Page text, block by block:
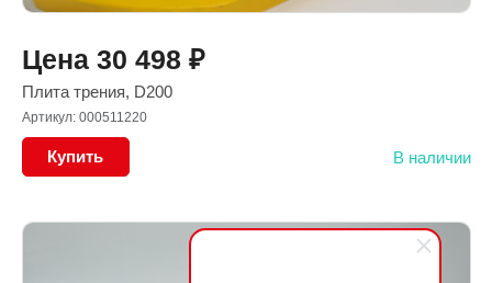
Цена 30 498 ₽
Плита трения, D200
Артикул: 000511220
Купить В наличии